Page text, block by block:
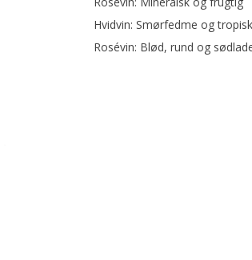
Hvidvin: Smørfedme og
Rosévin: Blød, rund og